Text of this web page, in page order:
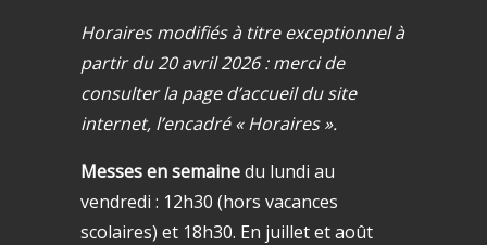
Horaires modifiés à titre exceptionnel à
partir du 20 avril 2026 : merci de
consulter la page d’accueil du site
internet, l’encadré « Horaires ».
Messes en semainedu lundi au
vendredi : 12h30 (hors vacances
scolaires) et 18h30. En juillet et août